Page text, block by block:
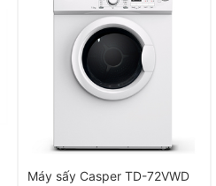
Máy sấy Casper TD-72VWD